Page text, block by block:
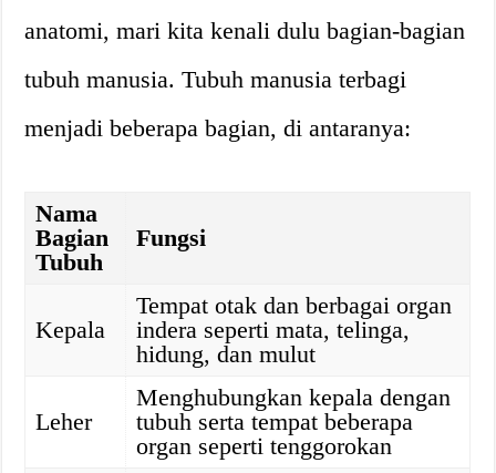
anatomi, mari kita kenali dulu bagian-bagian
tubuh manusia. Tubuh manusia terbagi
menjadi beberapa bagian, di antaranya:
Nama
Bagian
Tubuh
Fungsi
Kepala
Tempat otak dan berbagai organ
indera seperti mata, telinga,
hidung, dan mulut
Leher
Menghubungkan kepala dengan
tubuh serta tempat beberapa
organ seperti tenggorokan